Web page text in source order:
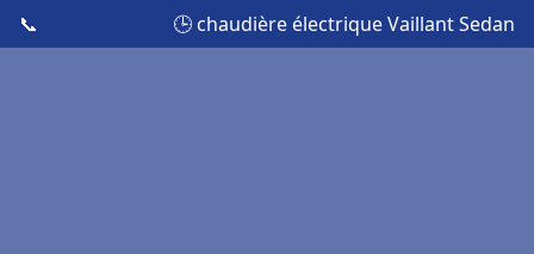
📞 🕒 chaudière électrique Vaillant Sedan